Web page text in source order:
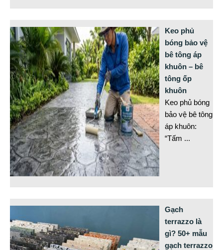
Keo phủ
bóng bảo vệ
bê tông áp
khuôn – bê
tông ốp
khuôn
Keo phủ bóng
bảo vệ bê tông
áp khuôn:
“Tấm ...
Gạch
terrazzo là
gì? 50+ mẫu
gạch terrazzo